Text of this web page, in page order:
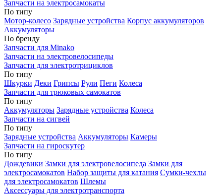
Запчасти на электросамокаты
По типу
Мотор-колесо Зарядные устройства Корпус аккумуляторов
Аккумуляторы
По бренду
Запчасти для Minako
Запчасти на электровелосипеды
Запчасти для электротрициклов
По типу
Шкурки Деки Грипсы Рули Пеги Колеса
Запчасти для трюковых самокатов
По типу
Аккумуляторы Зарядные устройства Колеса
Запчасти на сигвей
По типу
Зарядные устройства Аккумуляторы Камеры
Запчасти на гироскутер
По типу
Дождевики Замки для электровелосипеда Замки для
электросамокатов Набор защиты для катания Сумки-чехлы
для электросамокатов Шлемы
Аксессуары для электротранспорта